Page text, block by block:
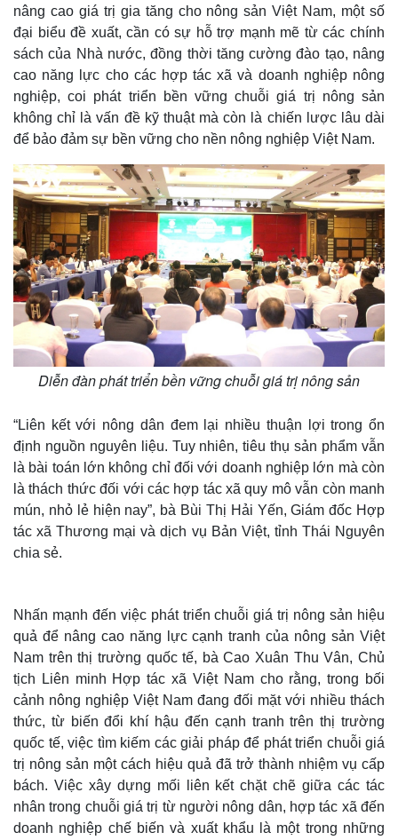
Thế giới
Quan sát
Cuộc sống đó đây
Hồ sơ
Multimedia
Video
Ảnh
E-Magazine
Infographic
m
e
nâng cao giá trị gia tăng cho nông sản Việt Nam, một số
đại biểu đề xuất, cần có sự hỗ trợ mạnh mẽ từ các chính
sách của Nhà nước, đồng thời tăng cường đào tạo, nâng
cao năng lực cho các hợp tác xã và doanh nghiệp nông
nghiệp, coi phát triển bền vững chuỗi giá trị nông sản
không chỉ là vấn đề kỹ thuật mà còn là chiến lược lâu dài
để bảo đảm sự bền vững cho nền nông nghiệp Việt Nam.
Diễn đàn phát triển bền vững chuỗi giá trị nông sản
“Liên kết với nông dân đem lại nhiều thuận lợi trong ổn
định nguồn nguyên liệu. Tuy nhiên, tiêu thụ sản phẩm vẫn
là bài toán lớn không chỉ đối với doanh nghiệp lớn mà còn
là thách thức đối với các hợp tác xã quy mô vẫn còn manh
mún, nhỏ lẻ hiện nay”, bà Bùi Thị Hải Yến, Giám đốc Hợp
tác xã Thương mại và dịch vụ Bản Việt, tỉnh Thái Nguyên
chia sẻ.
Nhấn mạnh đến việc phát triển chuỗi giá trị nông sản hiệu
quả để nâng cao năng lực cạnh tranh của nông sản Việt
Nam trên thị trường quốc tế, bà Cao Xuân Thu Vân, Chủ
tịch Liên minh Hợp tác xã Việt Nam cho rằng, trong bối
cảnh nông nghiệp Việt Nam đang đối mặt với nhiều thách
thức, từ biến đổi khí hậu đến cạnh tranh trên thị trường
quốc tế, việc tìm kiếm các giải pháp để phát triển chuỗi giá
trị nông sản một cách hiệu quả đã trở thành nhiệm vụ cấp
bách. Việc xây dựng mối liên kết chặt chẽ giữa các tác
nhân trong chuỗi giá trị từ người nông dân, hợp tác xã đến
doanh nghiệp chế biến và xuất khẩu là một trong những